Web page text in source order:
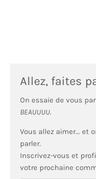
Allez, faites
On essaie de vous
BEAUUUU.
Vous allez aimer... et
parler.
Inscrivez-vous et
votre prochaine